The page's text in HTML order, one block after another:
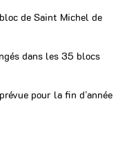
de Saint Michel de
dans les 35 blocs
pour la fin d’année